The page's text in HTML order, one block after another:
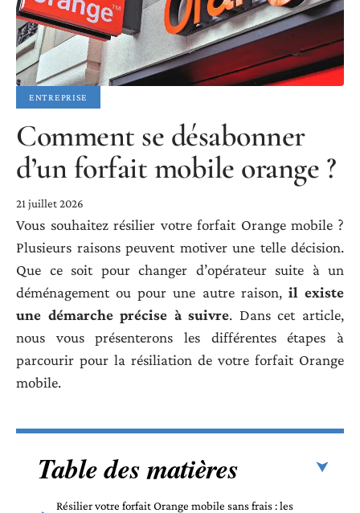
ENTREPRISE
Comment se désabonner
d’un forfait mobile orange ?
21 juillet 2026
Vous souhaitez résilier votre forfait Orange mobile ?
Plusieurs raisons peuvent motiver une telle décision.
Que ce soit pour changer d’opérateur suite à un
déménagement ou pour une autre raison, il existe
une démarche précise à suivre. Dans cet article,
nous vous présenterons les différentes étapes à
parcourir pour la résiliation de votre forfait Orange
mobile.
Table des matières
Résilier votre forfait Orange mobile sans frais : les